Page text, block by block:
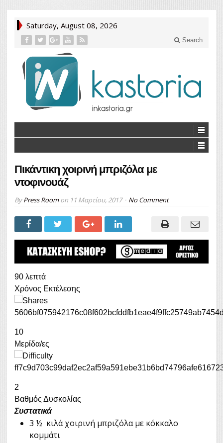
Saturday, August 08, 2026
Search
Πικάντικη χοιρινή μπριζόλα με
ντοφινουάζ
ByPress Roomon 11 Μαρτίου, 2017 No Comment
90 λεπτά
Χρόνος Εκτέλεσης
10
Μερίδα/ες
2
Βαθμός Δυσκολίας
Συστατικά
3 ½ κιλά χοιρινή μπριζόλα με κόκκαλο
κομμάτι